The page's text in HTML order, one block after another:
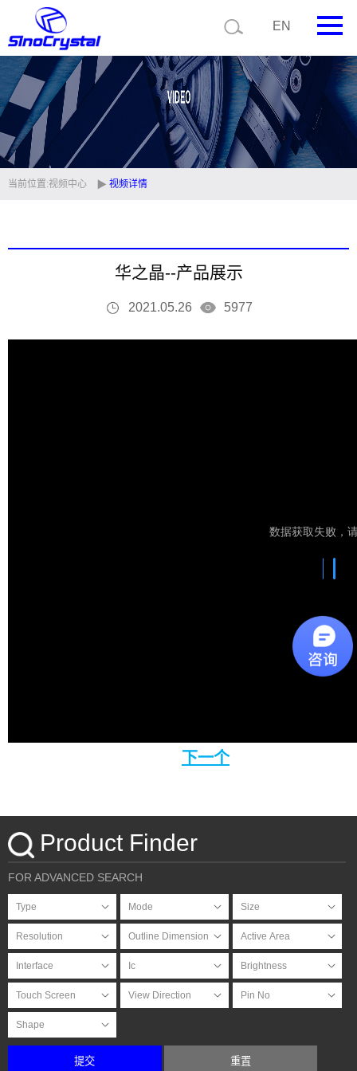
EN
首页
公司简介
产品中心
技术支持
新闻中心
当前位置:视频中心 视频详情
华之晶--产品展示
2021.05.26 5977
下一个
Product Finder
FOR ADVANCED SEARCH
提交 重置